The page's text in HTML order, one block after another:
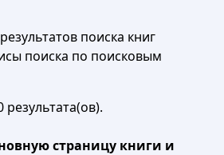
поиска книг
поиска по поисковым
страницу книги и